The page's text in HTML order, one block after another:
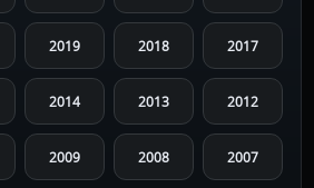
2019 2018 2017
2014 2013 2012
2009 2008 2007